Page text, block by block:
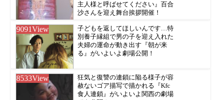
主人様と呼ばせてください』百合
沙さんを迎え舞台挨拶開催！
9091View
子どもを返してほしいんです…特
別養子縁組で男の子を迎え入れた
夫婦の運命が動き出す『朝が来
る』がいよいよ劇場公開！
8533View
狂気と復讐の連鎖に陥る様子が容
赦ないゴア描写で描かれる『Kfc
食人連鎖』がいよいよ関西の劇場